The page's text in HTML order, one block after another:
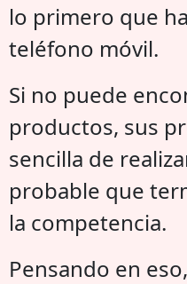
lo primero que
teléfono móvil.
Si no puede
productos, sus
sencilla de
probable que
la competencia.
Pensando en